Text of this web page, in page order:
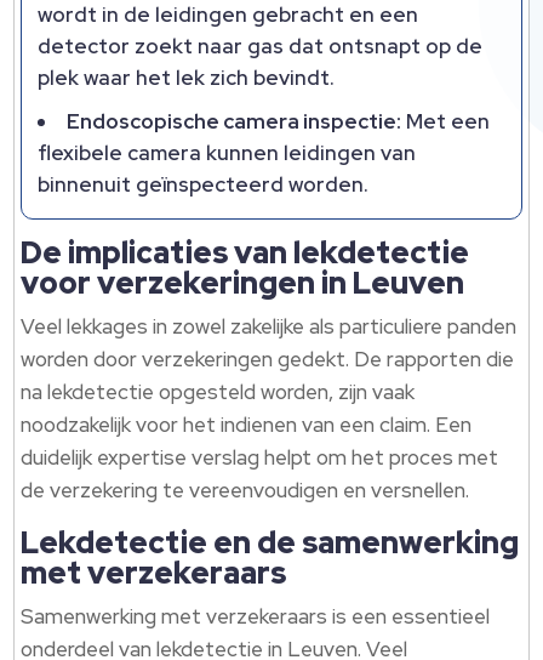
wordt in de leidingen gebracht en een
detector zoekt naar gas dat ontsnapt op de
plek waar het lek zich bevindt.
Endoscopische camera inspectie: Met een
flexibele camera kunnen leidingen van
binnenuit geïnspecteerd worden.
De implicaties van lekdetectie
voor verzekeringen in Leuven
Veel lekkages in zowel zakelijke als particuliere panden
worden door verzekeringen gedekt. De rapporten die
na lekdetectie opgesteld worden, zijn vaak
noodzakelijk voor het indienen van een claim. Een
duidelijk expertise verslag helpt om het proces met
de verzekering te vereenvoudigen en versnellen.
Lekdetectie en de samenwerking
met verzekeraars
Samenwerking met verzekeraars is een essentieel
onderdeel van lekdetectie in Leuven. Veel